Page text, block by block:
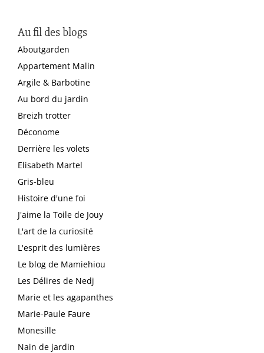
Au fil des blogs
Aboutgarden
Appartement Malin
Argile & Barbotine
Au bord du jardin
Breizh trotter
Déconome
Derrière les volets
Elisabeth Martel
Gris-bleu
Histoire d'une foi
J'aime la Toile de Jouy
L'art de la curiosité
L'esprit des lumières
Le blog de Mamiehiou
Les Délires de Nedj
Marie et les agapanthes
Marie-Paule Faure
Monesille
Nain de jardin